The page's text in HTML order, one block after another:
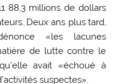
88,3 millions de dollars
Deux ans plus tard,
«les lacunes
de lutte contre le
avait «échoué à
suspectes».